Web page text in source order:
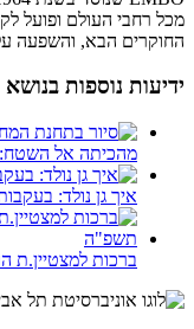
מכל רחבי העולם ופועל
החוקרים הבא, והשפעה
ידיעות נוספות בנושא
מהכיתה אל השטח:
איך גן נולד:
ברכות למצטיין.ת